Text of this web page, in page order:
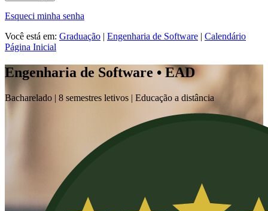
Esqueci minha senha
Você está em: Graduação | Engenharia de Software | Calendário
Página Inicial
Engenharia de Software • EAD
Bacharelado | 8 semestres letivos | Educação a distância